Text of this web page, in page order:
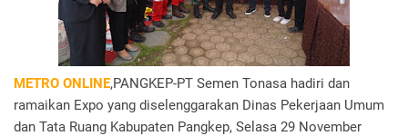
METRO ONLINE,PANGKEP-PT Semen Tonasa hadiri dan
ramaikan Expo yang diselenggarakan Dinas Pekerjaan Umum
dan Tata Ruang Kabupaten Pangkep, Selasa 29 November